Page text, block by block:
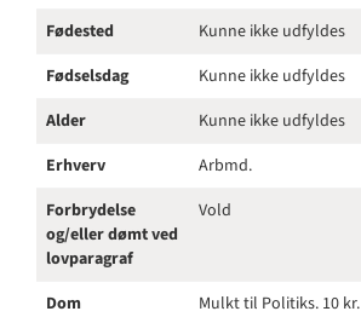
Fødested
Kunne ikke udfyldes
Fødselsdag
Kunne ikke udfyldes
Alder
Kunne ikke udfyldes
Erhverv
Arbmd.
Forbrydelse
og/eller dømt ved
lovparagraf
Vold
Dom
Mulkt til Politiks. 10 kr.